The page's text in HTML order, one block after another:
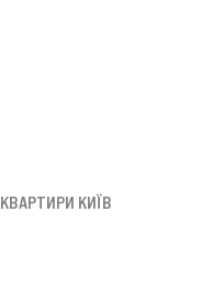
КВАРТИРИ КИЇВ